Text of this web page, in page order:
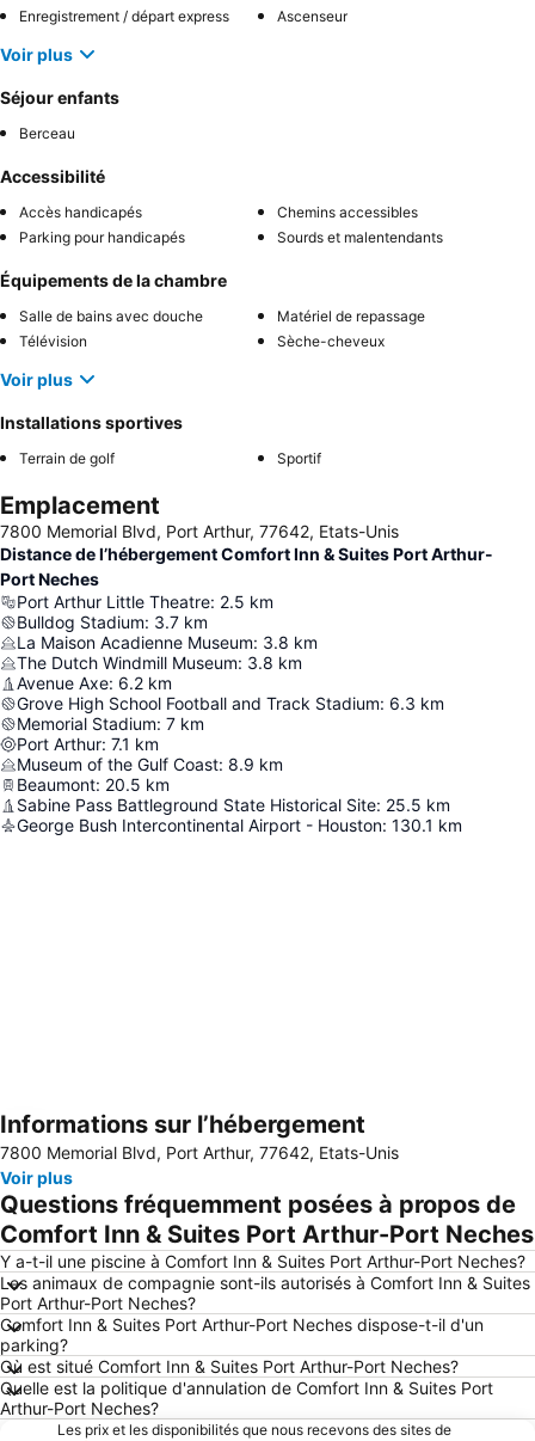
Enregistrement / départ express
Ascenseur
Voir plus
Séjour enfants
Berceau
Accessibilité
Accès handicapés
Chemins accessibles
Parking pour handicapés
Sourds et malentendants
Équipements de la chambre
Salle de bains avec douche
Matériel de repassage
Télévision
Sèche-cheveux
Voir plus
Installations sportives
Terrain de golf Sportif
Emplacement
7800 Memorial Blvd, Port Arthur, 77642, Etats-Unis
Distance de l’hébergement Comfort Inn & Suites Port Arthur-
Port Neches
Port Arthur Little Theatre: 2.5 km
Bulldog Stadium: 3.7 km
La Maison Acadienne Museum: 3.8 km
The Dutch Windmill Museum: 3.8 km
Avenue Axe: 6.2 km
Grove High School Football and Track Stadium: 6.3 km
Memorial Stadium: 7 km
Port Arthur: 7.1 km
Museum of the Gulf Coast: 8.9 km
Beaumont: 20.5 km
Sabine Pass Battleground State Historical Site: 25.5 km
George Bush Intercontinental Airport - Houston: 130.1 km
Agrandir la carte
Informations sur l’hébergement
7800 Memorial Blvd, Port Arthur, 77642, Etats-Unis
Voir plus
Questions fréquemment posées à propos de
Comfort Inn & Suites Port Arthur-Port Neches
Y a-t-il une piscine à Comfort Inn & Suites Port Arthur-Port Neches?
Les animaux de compagnie sont-ils autorisés à Comfort Inn & Suites
Port Arthur-Port Neches?
Comfort Inn & Suites Port Arthur-Port Neches dispose-t-il d'un
parking?
Où est situé Comfort Inn & Suites Port Arthur-Port Neches?
Quelle est la politique d'annulation de Comfort Inn & Suites Port
Arthur-Port Neches?
Les prix et les disponibilités que nous recevons des sites de